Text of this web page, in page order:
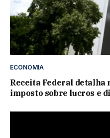
ECONOMIA
Receita Federal detalha
imposto sobre lucros e